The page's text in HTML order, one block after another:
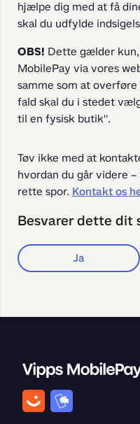
hjælpe dig med at få
skal du udfylde
OBS! Dette gælder
MobilePay via vores
samme som at
fald skal du i stedet
til en fysisk butik".
Tøv ikke med at
hvordan du går videre
rette spor. Kontakt os
Besvarer dette dit
Ja